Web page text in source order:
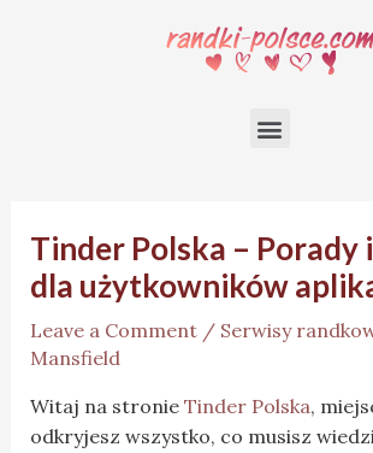
Tinder Polska – Porady
dla użytkowników
Leave a Comment / Serwisy
Mansfield
Witaj na stronie Tinder Polska,
odkryjesz wszystko, co musisz